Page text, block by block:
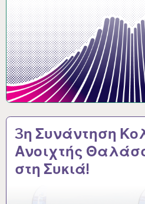
3η Συνάντηση
Ανοιχτής
στη Συκιά!